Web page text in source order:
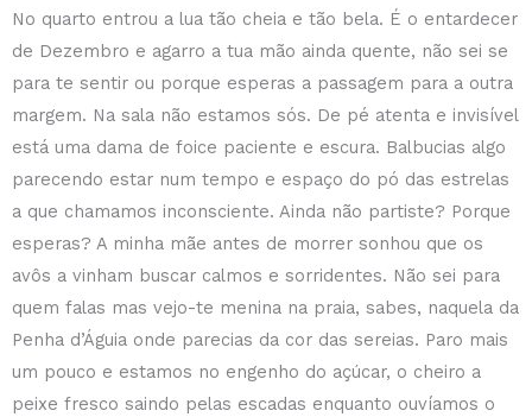
No quarto entrou a lua tão cheia e tão bela. É o entardecer
de Dezembro e agarro a tua mão ainda quente, não sei se
para te sentir ou porque esperas a passagem para a outra
margem. Na sala não estamos sós. De pé atenta e invisível
está uma dama de foice paciente e escura. Balbucias algo
parecendo estar num tempo e espaço do pó das estrelas
a que chamamos inconsciente. Ainda não partiste? Porque
esperas? A minha mãe antes de morrer sonhou que os
avôs a vinham buscar calmos e sorridentes. Não sei para
quem falas mas vejo-te menina na praia, sabes, naquela da
Penha d’Águia onde parecias da cor das sereias. Paro mais
um pouco e estamos no engenho do açúcar, o cheiro a
peixe fresco saindo pelas escadas enquanto ouvíamos o